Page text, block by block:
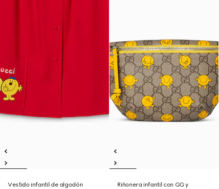
Vestido infantil de algodón Riñonera infantil con GG y